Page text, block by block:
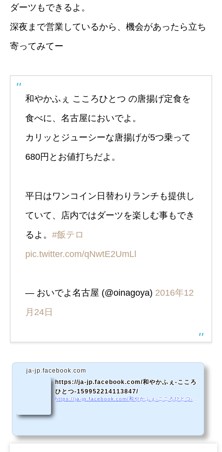
ダーツもできるよ。
深夜まで営業しているから、機会があったら立ち
寄ってみてー
和やかふぇ こころひとつ の唐揚げ定食を
食べに、名古屋においでよ。
カリッとジューシーな唐揚げが5つ乗って
680円とお値打ちだよ。
平日はワンコイン日替わりランチも提供し
ていて、店内ではダーツを楽しむ事もでき
るよ。 #飯テロ
pic.twitter.com/qNwtE2UmLl
— おいでよ名古屋 (@oinagoya) 2016年12
月24日
ja-jp.facebook.com
https://ja-jp.facebook.com/和やかふぇ-こころ
ひとつ-159952214113847/
https://ja-jp.facebook.com/和やかふぇ-こころひとつ-159952214113847/